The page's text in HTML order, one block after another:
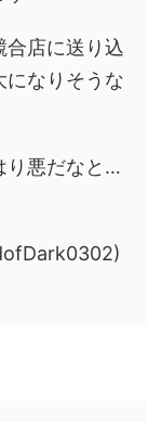
合店に送り込
になりそうな
り悪だなと…